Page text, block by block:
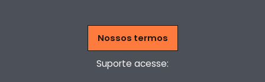
Nossos termos
Suporte acesse: